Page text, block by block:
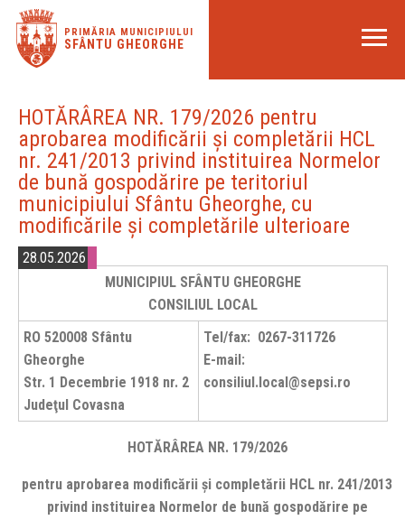
PRIMĂRIA MUNICIPIULUI
SFÂNTU GHEORGHE
HOTĂRÂREA NR. 179/2026 pentru
aprobarea modificării și completării HCL
nr. 241/2013 privind instituirea Normelor
de bună gospodărire pe teritoriul
municipiului Sfântu Gheorghe, cu
modificările și completările ulterioare
28.05.2026
MUNICIPIUL SFÂNTU GHEORGHE
CONSILIUL LOCAL
RO 520008 Sfântu
Gheorghe
Str. 1 Decembrie 1918 nr. 2
Judeţul Covasna
Tel/fax: 0267-311726
E-mail:
consiliul.local@sepsi.ro
HOTĂRÂREA NR. 179/2026
pentru aprobarea modificării și completării HCL nr. 241/2013
privind instituirea Normelor de bună gospodărire pe